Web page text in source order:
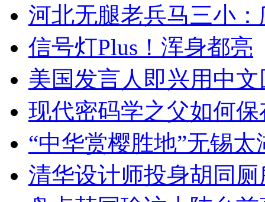
河北无腿老兵马三小
信号灯Plus！浑身都亮
美国发言人即兴用中
现代密码学之父如何
“中华赏樱胜地”无锡
清华设计师投身胡同